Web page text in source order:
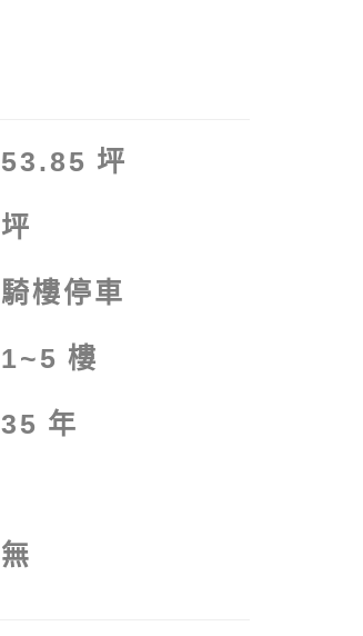
53.85 坪
坪
騎樓停車
1~5 樓
35 年
無